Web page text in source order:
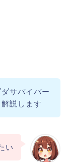
サバイバー
説します
い